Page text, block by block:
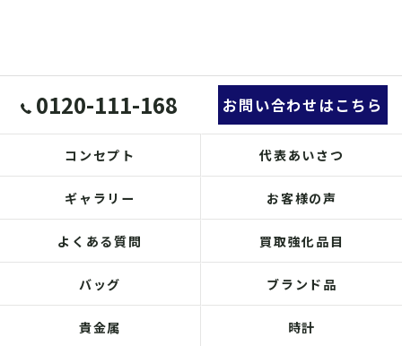
0120-111-168 お問い合わせはこちら
コンセプト 代表あいさつ
ギャラリー お客様の声
よくある質問 買取強化品目
バッグ ブランド品
貴金属 時計